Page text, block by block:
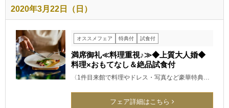
2020年3月22日（日）
オススメフェア 特典付 試食付
満席御礼≪料理重視♪≫◆上質大人婚◆
料理×おもてなし＆絶品試食付
〈1件目来館で料理やドレス・写真など豪華特典…
フェア詳細はこちら